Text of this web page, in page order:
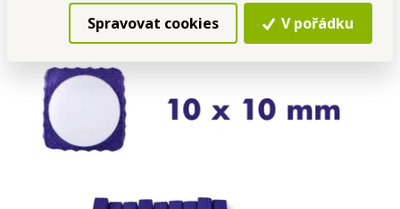
Spravovat cookies V pořádku